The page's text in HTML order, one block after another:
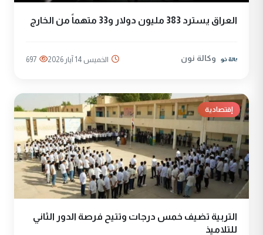
العراق يسترد 383 مليون دولار و33 متهماً من الخارج
وكالة نون الخميس 14 آيار 2026 697
إقتصادية
التربية تضيف خمس درجات وتتيح فرصة الدور الثاني
للتلاميذ